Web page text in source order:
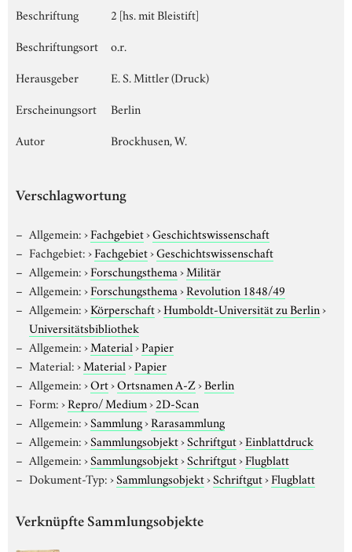
Beschriftung
2 [hs. mit Bleistift]
Beschriftungsort
o.r.
Herausgeber
E. S. Mittler (Druck)
Erscheinungsort
Berlin
Autor
Brockhusen, W.
Verschlagwortung
Allgemein:›Fachgebiet›Geschichtswissenschaft
Fachgebiet:›Fachgebiet›Geschichtswissenschaft
Allgemein:›Forschungsthema›Militär
Allgemein:›Forschungsthema›Revolution 1848/49
Allgemein:›Körperschaft›Humboldt-Universität zu Berlin›
Universitätsbibliothek
Allgemein:›Material›Papier
Material:›Material›Papier
Allgemein:›Ort›Ortsnamen A-Z›Berlin
Form:›Repro/ Medium›2D-Scan
Allgemein:›Sammlung›Rarasammlung
Allgemein:›Sammlungsobjekt›Schriftgut›Einblattdruck
Allgemein:›Sammlungsobjekt›Schriftgut›Flugblatt
Dokument-Typ:›Sammlungsobjekt›Schriftgut›Flugblatt
Verknüpfte Sammlungsobjekte